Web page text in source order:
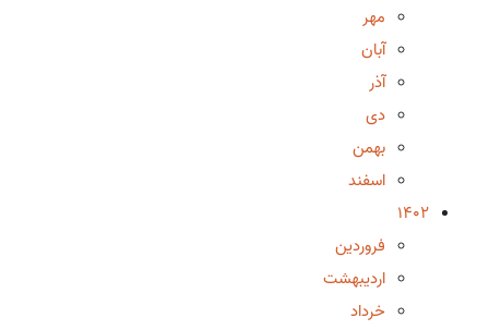
مهر
آبان
آذر
دی
بهمن
اسفند
1402
فروردین
اردیبهشت
خرداد